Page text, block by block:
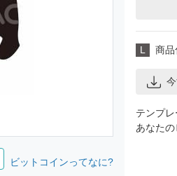
ビットコインってなに?
L 商品
テンプ
あなたの